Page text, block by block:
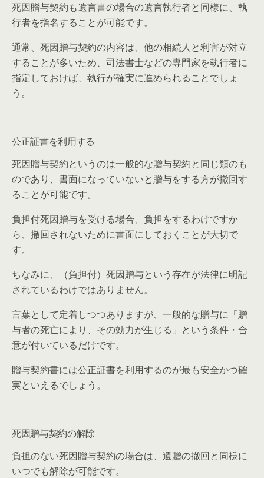
死因贈与契約も遺言書の場合の遺言執行者と同様に、執
行者を指名することが可能です。
通常、死因贈与契約の内容は、他の相続人と利害が対立
することが多いため、司法書士などの専門家を執行者に
指定しておけば、執行が確実に進められることでしょ
う。
公正証書を利用する
死因贈与契約というのは一般的な贈与契約と同じ類のも
のであり、書面になっていないと贈与をする方が撤回す
ることが可能です。
負担付死因贈与を受ける場合、負担をするわけですか
ら、撤回されないために書面にしておくことが大切で
す。
ちなみに、（負担付）死因贈与という存在が法律に明記
されているわけではありません。
言葉として定着しつつありますが、一般的な贈与に「贈
与者の死亡により、その効力が生じる」という条件・合
意が付いているだけです。
贈与契約書には公正証書を利用するのが最も安全かつ確
実といえるでしょう。
死因贈与契約の解除
負担のない死因贈与契約の場合は、遺贈の撤回と同様に
いつでも解除が可能です。